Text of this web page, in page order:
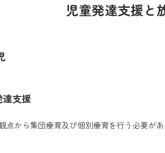
児童発達支援と
達支援
点から集団療育及び個別療育を行う必要が